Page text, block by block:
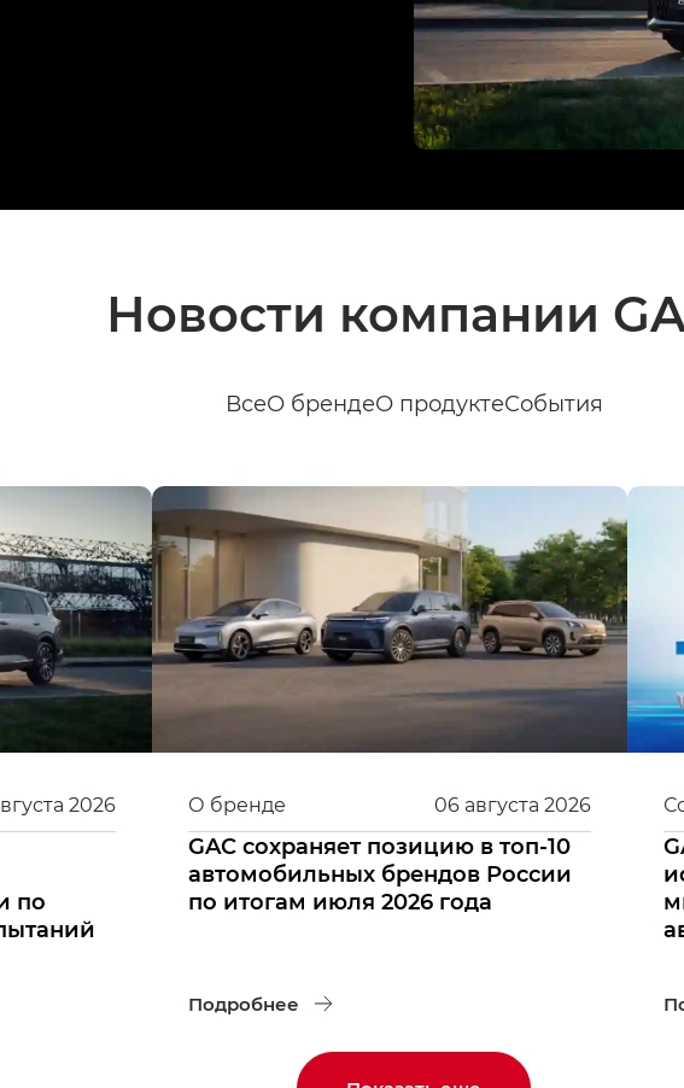
Новости компании
ВсеО брендеО продуктеСобытия
2026
по
06 августа 2026
О бренде
GAC сохраняет позицию в топ-10
автомобильных брендов России
по итогам июля 2026 года
Подробнее